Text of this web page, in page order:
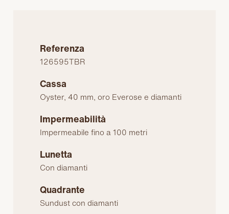
Referenza
126595TBR
Cassa
Oyster, 40 mm, oro Everose e diamanti
Impermeabilità
Impermeabile fino a 100 metri
Lunetta
Con diamanti
Quadrante
Sundust con diamanti